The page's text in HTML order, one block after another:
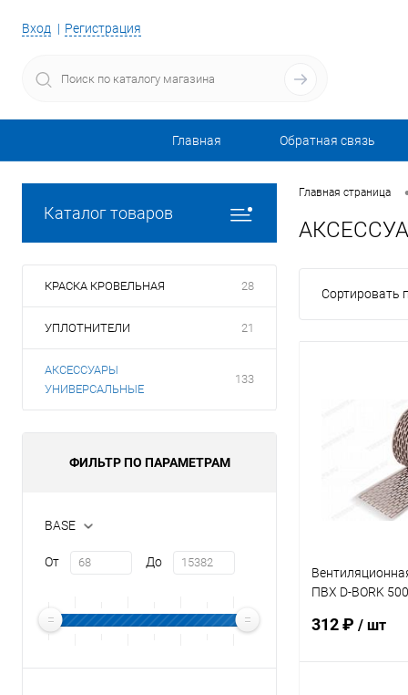
Вход Регистрация
Главная Обратная связь
Каталог товаров
КРАСКА КРОВЕЛЬНАЯ 28
УПЛОТНИТЕЛИ 21
АКСЕССУАРЫ
УНИВЕРСАЛЬНЫЕ
133
ФИЛЬТР ПО ПАРАМЕТРАМ
BASE
От До
Главная страница
Сортировать
ПВХ D-BORK
312 ₽ / шт